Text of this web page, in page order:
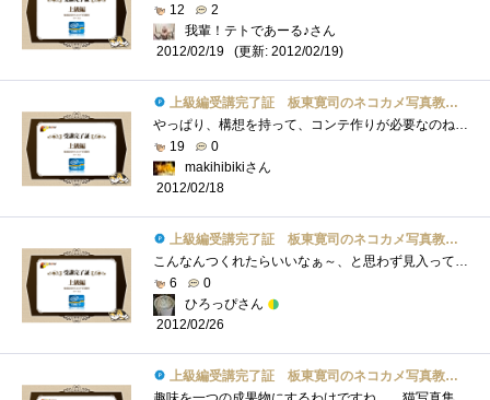
12
2
我輩！テトであーる♪さん
2012/02/19
(更新: 2012/02/19)
上級編受講完了証 板東寛司のネコカメ写真教室パート2
やっぱり、構想を持って、コンテ作りが必要なのね。。。勉強になります！
19
0
makihibikiさん
2012/02/18
上級編受講完了証 板東寛司のネコカメ写真教室パート2
こんなんつくれたらいいなぁ～、と思わず見入ってしまいましたｗ
6
0
ひろっぴさん
2012/02/26
上級編受講完了証 板東寛司のネコカメ写真教室パート2